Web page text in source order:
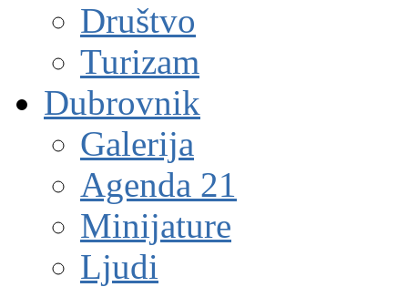
Društvo
Turizam
Dubrovnik
Galerija
Agenda 21
Minijature
Ljudi